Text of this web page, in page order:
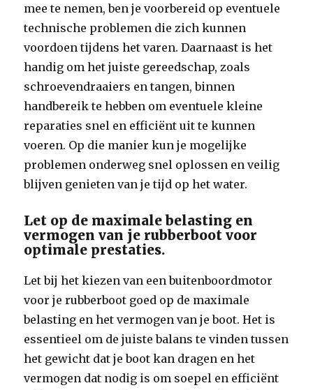
mee te nemen, ben je voorbereid op eventuele
technische problemen die zich kunnen
voordoen tijdens het varen. Daarnaast is het
handig om het juiste gereedschap, zoals
schroevendraaiers en tangen, binnen
handbereik te hebben om eventuele kleine
reparaties snel en efficiënt uit te kunnen
voeren. Op die manier kun je mogelijke
problemen onderweg snel oplossen en veilig
blijven genieten van je tijd op het water.
Let op de maximale belasting en
vermogen van je rubberboot voor
optimale prestaties.
Let bij het kiezen van een buitenboordmotor
voor je rubberboot goed op de maximale
belasting en het vermogen van je boot. Het is
essentieel om de juiste balans te vinden tussen
het gewicht dat je boot kan dragen en het
vermogen dat nodig is om soepel en efficiënt